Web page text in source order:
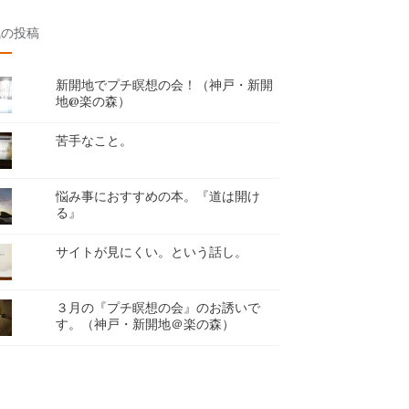
投稿
新開地でプチ瞑想の会！（神戸・新開
地@楽の森）
苦手なこと。
悩み事におすすめの本。『道は開け
る』
サイトが見にくい。という話し。
３月の『プチ瞑想の会』のお誘いで
す。（神戸・新開地＠楽の森）